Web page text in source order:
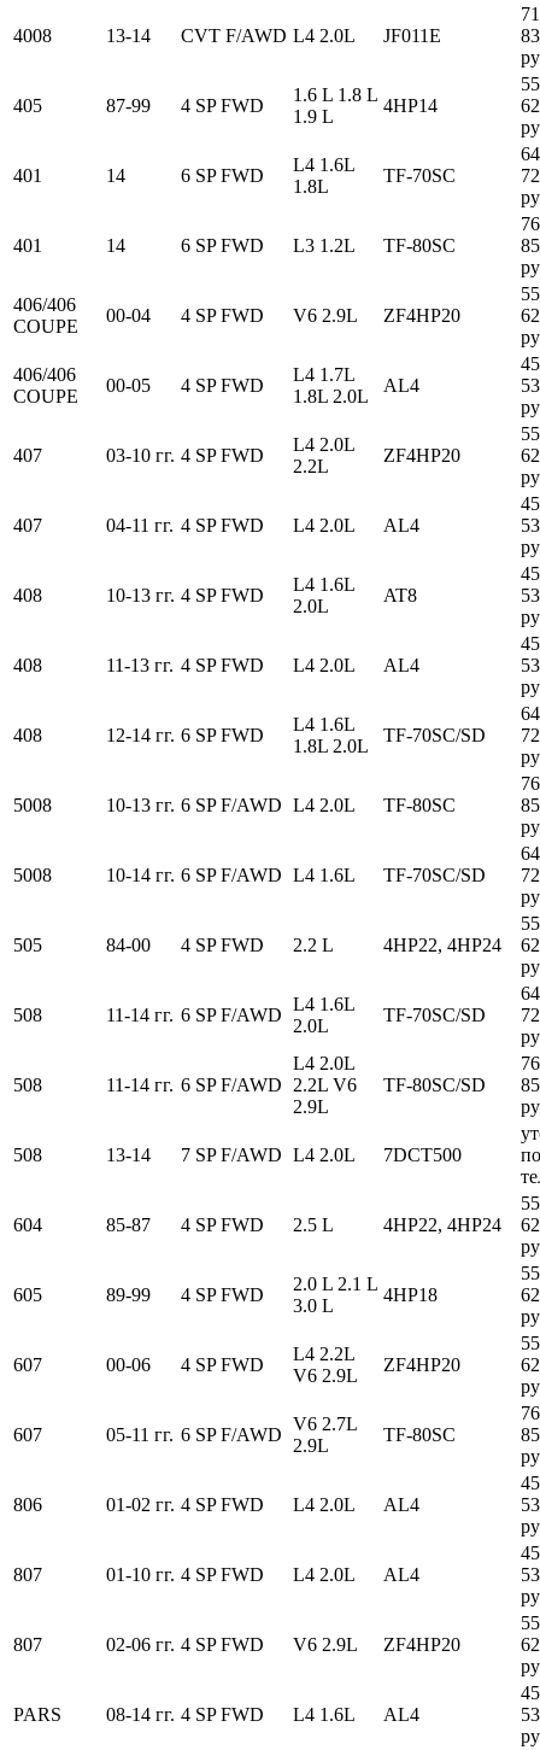
4008 13-14 CVT F/AWD L4 2.0L JF011E
405 87-99 4 SP FWD
1.6 L 1.8 L
1.9 L
4HP14
401 14 6 SP FWD
L4 1.6L
1.8L
TF-70SC
401 14 6 SP FWD L3 1.2L TF-80SC
406/406
COUPE
00-04 4 SP FWD V6 2.9L ZF4HP20
406/406
COUPE
00-05 4 SP FWD
L4 1.7L
1.8L 2.0L
AL4
407 03-10 гг. 4 SP FWD
L4 2.0L
2.2L
ZF4HP20
407 04-11 гг. 4 SP FWD L4 2.0L AL4
408 10-13 гг. 4 SP FWD
L4 1.6L
2.0L
AT8
408 11-13 гг. 4 SP FWD L4 2.0L AL4
408 12-14 гг. 6 SP FWD
L4 1.6L
1.8L 2.0L
TF-70SC/SD
5008 10-13 гг. 6 SP F/AWD L4 2.0L TF-80SC
5008 10-14 гг. 6 SP F/AWD L4 1.6L TF-70SC/SD
505 84-00 4 SP FWD 2.2 L 4HP22, 4HP24
508 11-14 гг. 6 SP F/AWD
L4 1.6L
2.0L
TF-70SC/SD
508 11-14 гг. 6 SP F/AWD
L4 2.0L
2.2L V6
2.9L
TF-80SC/SD
508 13-14 7 SP F/AWD L4 2.0L 7DCT500
по
604 85-87 4 SP FWD 2.5 L 4HP22, 4HP24
605 89-99 4 SP FWD
2.0 L 2.1 L
3.0 L
4HP18
607 00-06 4 SP FWD
L4 2.2L
V6 2.9L
ZF4HP20
607 05-11 гг. 6 SP F/AWD
V6 2.7L
2.9L
TF-80SC
806 01-02 гг. 4 SP FWD L4 2.0L AL4
807 01-10 гг. 4 SP FWD L4 2.0L AL4
807 02-06 гг. 4 SP FWD V6 2.9L ZF4HP20
PARS 08-14 гг. 4 SP FWD L4 1.6L AL4